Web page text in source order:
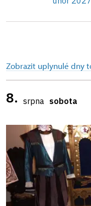
Zobrazit uplynulé dny
8. srpna sobota